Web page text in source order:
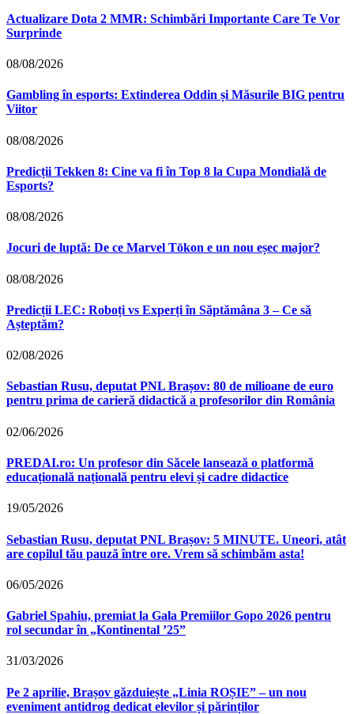
Actualizare Dota 2 MMR: Schimbări Importante Care Te Vor
Surprinde
08/08/2026
Gambling în esports: Extinderea Oddin și Măsurile BIG pentru
Viitor
08/08/2026
Predicții Tekken 8: Cine va fi în Top 8 la Cupa Mondială de
Esports?
08/08/2026
Jocuri de luptă: De ce Marvel Tōkon e un nou eșec major?
08/08/2026
Predicții LEC: Roboți vs Experți în Săptămâna 3 – Ce să
Așteptăm?
02/08/2026
Sebastian Rusu, deputat PNL Brașov: 80 de milioane de euro
pentru prima de carieră didactică a profesorilor din România
02/06/2026
PREDAI.ro: Un profesor din Săcele lansează o platformă
educațională națională pentru elevi și cadre didactice
19/05/2026
Sebastian Rusu, deputat PNL Brașov: 5 MINUTE. Uneori, atât
are copilul tău pauză între ore. Vrem să schimbăm asta!
06/05/2026
Gabriel Spahiu, premiat la Gala Premiilor Gopo 2026 pentru
rol secundar în „Kontinental ’25”
31/03/2026
Pe 2 aprilie, Brașov găzduiește „Linia ROȘIE” – un nou
eveniment antidrog dedicat elevilor și părinților